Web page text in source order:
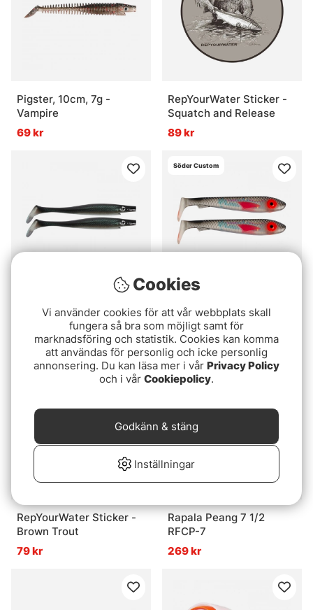
Pigster, 10cm, 7g -
Vampire
69 kr
RepYourWater Sticker -
Squatch and Release
89 kr
Pig Shad Jr, 20cm, 50g -
Baltic Herring
79 kr
Söder Custom
McRubber 21cm (2-pack)
- Södermörten Flash
129 kr
RepYourWater Sticker -
Brown Trout
79 kr
Rapala Peang 7 1/2
RFCP-7
269 kr
Cookies
Vi använder cookies för att vår webbplats skall
fungera så bra som möjligt samt för
marknadsföring och statistik. Cookies kan komma
att användas för personlig och icke personlig
annonsering. Du kan läsa mer i vår Privacy Policy
och i vår Cookiepolicy.
Inställningar
Godkänn & stäng